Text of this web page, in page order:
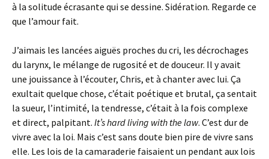
à la solitude écrasante qui se dessine. Sidération. Regarde ce
que l’amour fait.
J’aimais les lancées aiguës proches du cri, les décrochages
du larynx, le mélange de rugosité et de douceur. Il y avait
une jouissance à l’écouter, Chris, et à chanter avec lui. Ça
exultait quelque chose, c’était poétique et brutal, ça sentait
la sueur, l’intimité, la tendresse, c’était à la fois complexe
et direct, palpitant. It’s hard living with the law. C’est dur de
vivre avec la loi. Mais c’est sans doute bien pire de vivre sans
elle. Les lois de la camaraderie faisaient un pendant aux lois